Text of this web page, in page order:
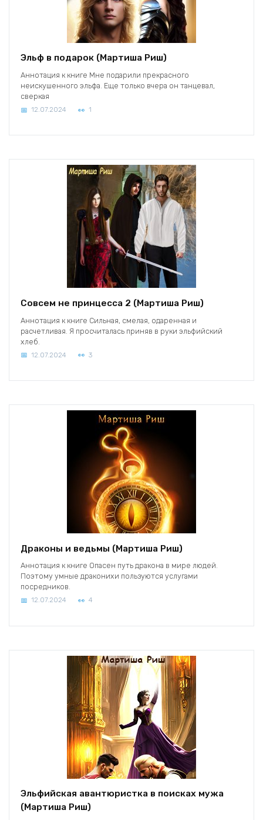
Эльф в подарок (Мартиша Риш)
Аннотация к книге Мне подарили прекрасного
неискушенного эльфа. Еще только вчера он танцевал,
сверкая
12.07.2024 1
Совсем не принцесса 2 (Мартиша Риш)
Аннотация к книге Сильная, смелая, одаренная и
расчетливая. Я просчиталась приняв в руки эльфийский
хлеб.
12.07.2024 3
Драконы и ведьмы (Мартиша Риш)
Аннотация к книге Опасен путь дракона в мире людей.
Поэтому умные драконихи пользуются услугами
посредников.
12.07.2024 4
Эльфийская авантюристка в поисках мужа
(Мартиша Риш)